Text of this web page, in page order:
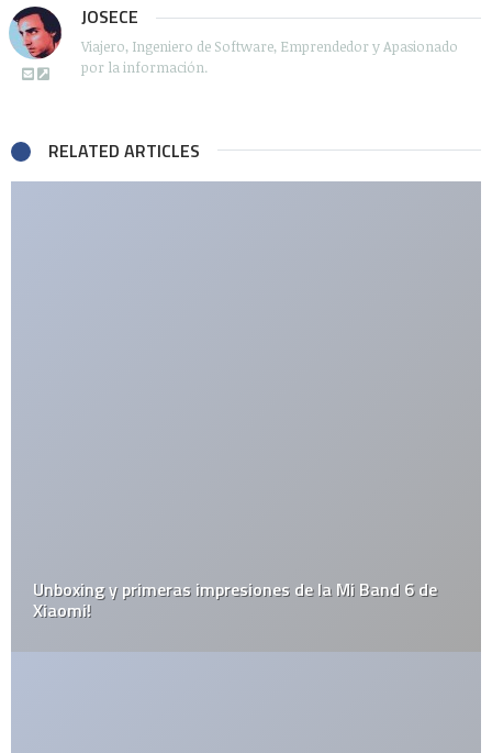
JOSECE
Viajero, Ingeniero de Software, Emprendedor y Apasionado
por la información.
RELATED ARTICLES